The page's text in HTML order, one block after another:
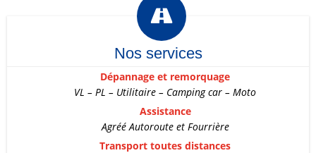

Nos services
Dépannage et remorquage
VL – PL – Utilitaire – Camping car – Moto
Assistance
Agréé Autoroute et Fourrière
Transport toutes distances